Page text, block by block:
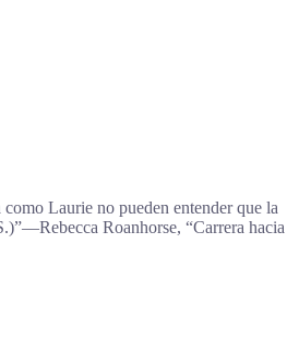
Laurie no pueden entender que la
Roanhorse, “Carrera hacia